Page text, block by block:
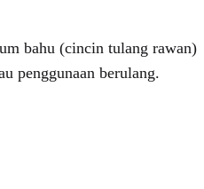
bahu (cincin tulang rawan)
penggunaan berulang.